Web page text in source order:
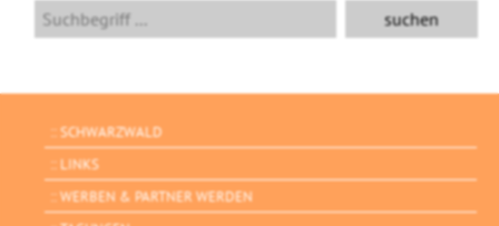
SCHWARZWALD
LINKS
WERBEN & PARTNER WERDEN